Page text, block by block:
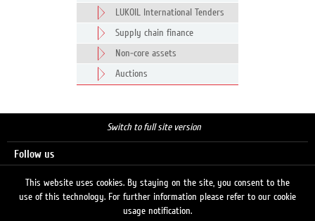
LUKOIL International Tenders
Supply chain finance
Non-core assets
Auctions
Switch to full site version
Follow us
This website uses cookies. By staying on the site, you consent to the
use of this technology. For further information please refer to our cookie
usage notification.